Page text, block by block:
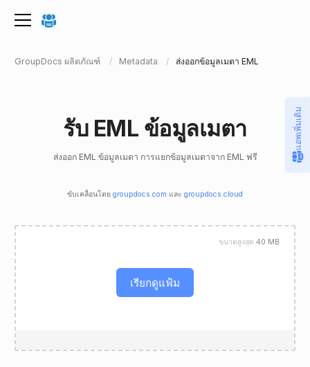
GroupDocs ผลิตภัณฑ์ Metadata ส่งออกข้อมูลเมตา EML
รับ EML ข้อมูลเมตา
ส่งออก EML ข้อมูลเมตา การแยกข้อมูลเมตาจาก EML ฟรี
ขับเคลื่อนโดย groupdocs.com และ groupdocs.cloud
เรียกดูแฟ้ม
ขนาดสูงสุด 40 MB
แอพเพิ่มเติม